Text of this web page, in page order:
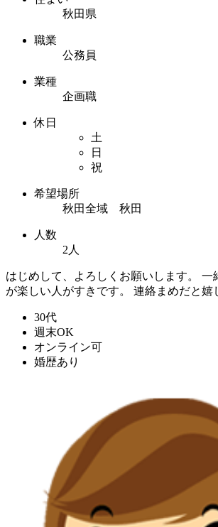
秋田県
職業
公務員
業種
企画職
休日
土
日
祝
希望場所
秋田全域 秋田
人数
2人
はじめして、よろしくお願いします。 一
が楽しい人がすきです。 連絡まめだと嬉
30代
週末OK
オンライン可
婚歴あり